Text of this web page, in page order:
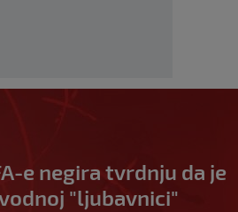
e negira tvrdnju da je
"ljubavnici"